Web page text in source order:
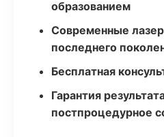
образованием
Современные
последнего
Бесплатная
Гарантия
постпроцедурное